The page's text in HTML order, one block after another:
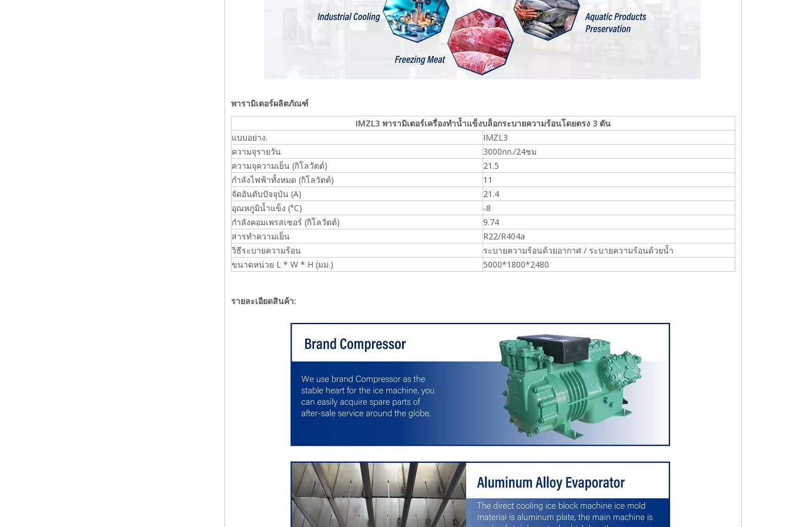
พารามิเตอร์ผลิตภัณฑ์
IMZL3 พารามิเตอร์เครื่องทำน้ำแข็งบล็อกระบายความร้อนโดยตรง 3 ตัน
แบบอย่าง.
IMZL3
ความจุรายวัน
3000กก./24ชม
ความจุความเย็น (กิโลวัตต์)
21.5
กำลังไฟฟ้าทั้งหมด (กิโลวัตต์)
11
จัดอันดับปัจจุบัน (A)
21.4
อุณหภูมิน้ำแข็ง (°C)
-8
กำลังคอมเพรสเซอร์ (กิโลวัตต์)
9.74
สารทำความเย็น
R22/R404a
วิธีระบายความร้อน
ระบายความร้อนด้วยอากาศ / ระบายความร้อนด้วยน้ำ
ขนาดหน่วย L * W * H (มม.)
5000*1800*2480
รายละเอียดสินค้า: